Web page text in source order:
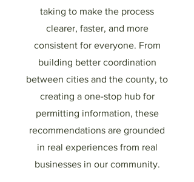
taking to make the process
clearer, faster, and more
consistent for everyone. From
building better coordination
between cities and the county, to
creating a one-stop hub for
permitting information, these
recommendations are grounded
in real experiences from real
businesses in our community.